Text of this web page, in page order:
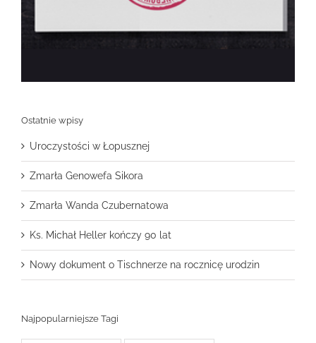
Ostatnie wpisy
Uroczystości w Łopusznej
Zmarła Genowefa Sikora
Zmarła Wanda Czubernatowa
Ks. Michał Heller kończy 90 lat
Nowy dokument o Tischnerze na rocznicę urodzin
Najpopularniejsze Tagi